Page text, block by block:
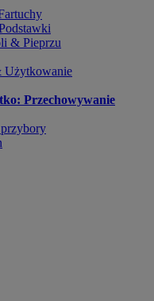
& Pieprzu
Użytkowanie
Przechowywanie